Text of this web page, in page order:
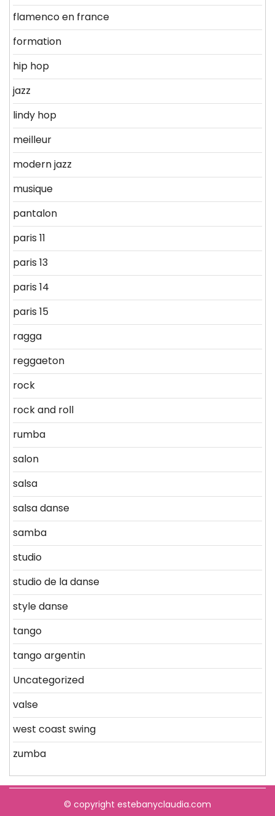
flamenco en france
formation
hip hop
jazz
lindy hop
meilleur
modern jazz
musique
pantalon
paris 11
paris 13
paris 14
paris 15
ragga
reggaeton
rock
rock and roll
rumba
salon
salsa
salsa danse
samba
studio
studio de la danse
style danse
tango
tango argentin
Uncategorized
valse
west coast swing
zumba
© copyright estebanyclaudia.com